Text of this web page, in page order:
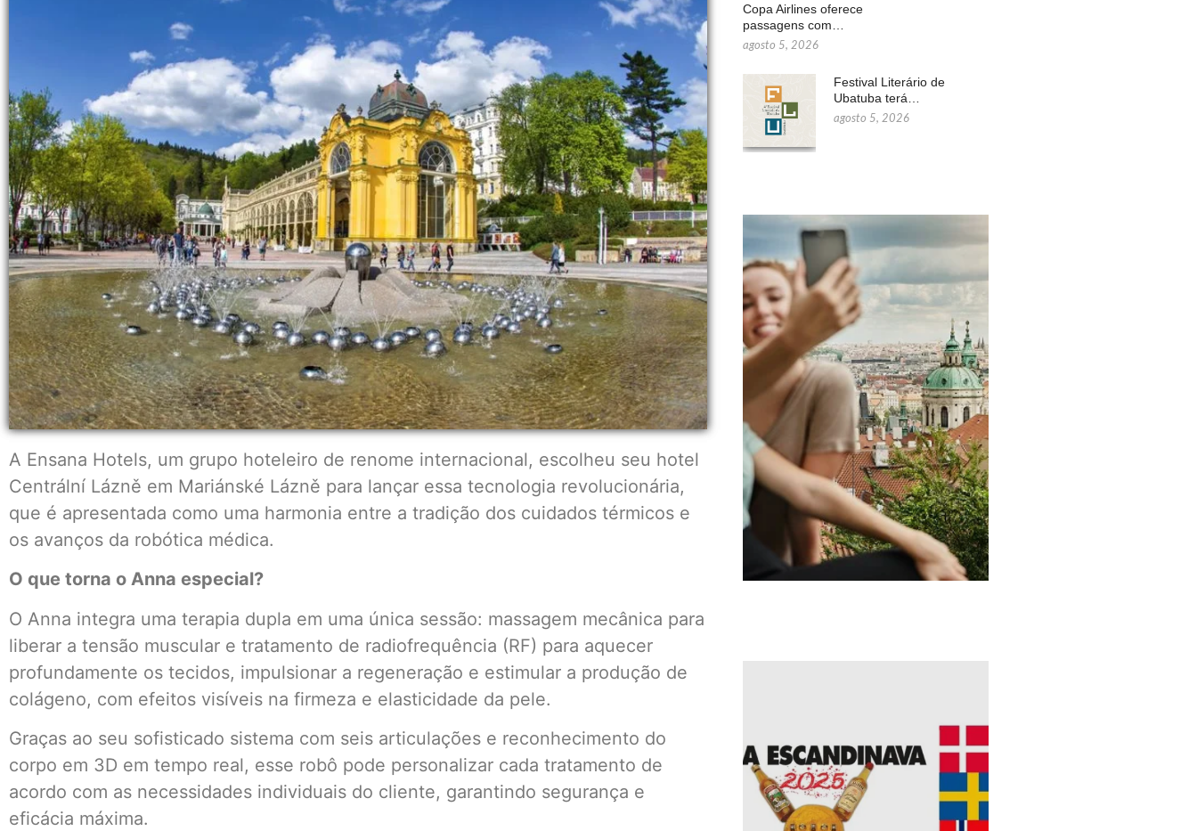
A Ensana Hotels, um grupo hoteleiro de renome internacional, escolheu seu hotel
Centrální Lázně em Mariánské Lázně para lançar essa tecnologia revolucionária,
que é apresentada como uma harmonia entre a tradição dos cuidados térmicos e
os avanços da robótica médica.
O que torna o Anna especial?
O Anna integra uma terapia dupla em uma única sessão: massagem mecânica para
liberar a tensão muscular e tratamento de radiofrequência (RF) para aquecer
profundamente os tecidos, impulsionar a regeneração e estimular a produção de
colágeno, com efeitos visíveis na firmeza e elasticidade da pele.
Graças ao seu sofisticado sistema com seis articulações e reconhecimento do
corpo em 3D em tempo real, esse robô pode personalizar cada tratamento de
acordo com as necessidades individuais do cliente, garantindo segurança e
eficácia máxima.
Copa Airlines oferece
passagens com…
agosto 5, 2026
Festival Literário de
Ubatuba terá…
agosto 5, 2026